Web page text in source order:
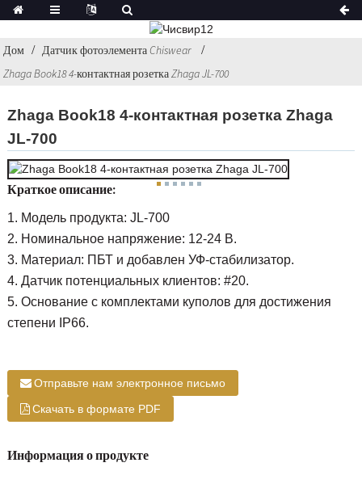
Дом
Датчик фотоэлемента Chiswear
Zhaga Book18 4-контактная розетка Zhaga JL-700
Zhaga Book18 4-контактная розетка Zhaga
JL-700
Краткое описание:
1. Модель продукта: JL-700
2. Номинальное напряжение: 12-24 В.
3. Материал: ПБТ и добавлен УФ-стабилизатор.
4. Датчик потенциальных клиентов: #20.
5. Основание с комплектами куполов для достижения
степени IP66.
Отправьте нам электронное письмо
Скачать в формате PDF
Информация о продукте